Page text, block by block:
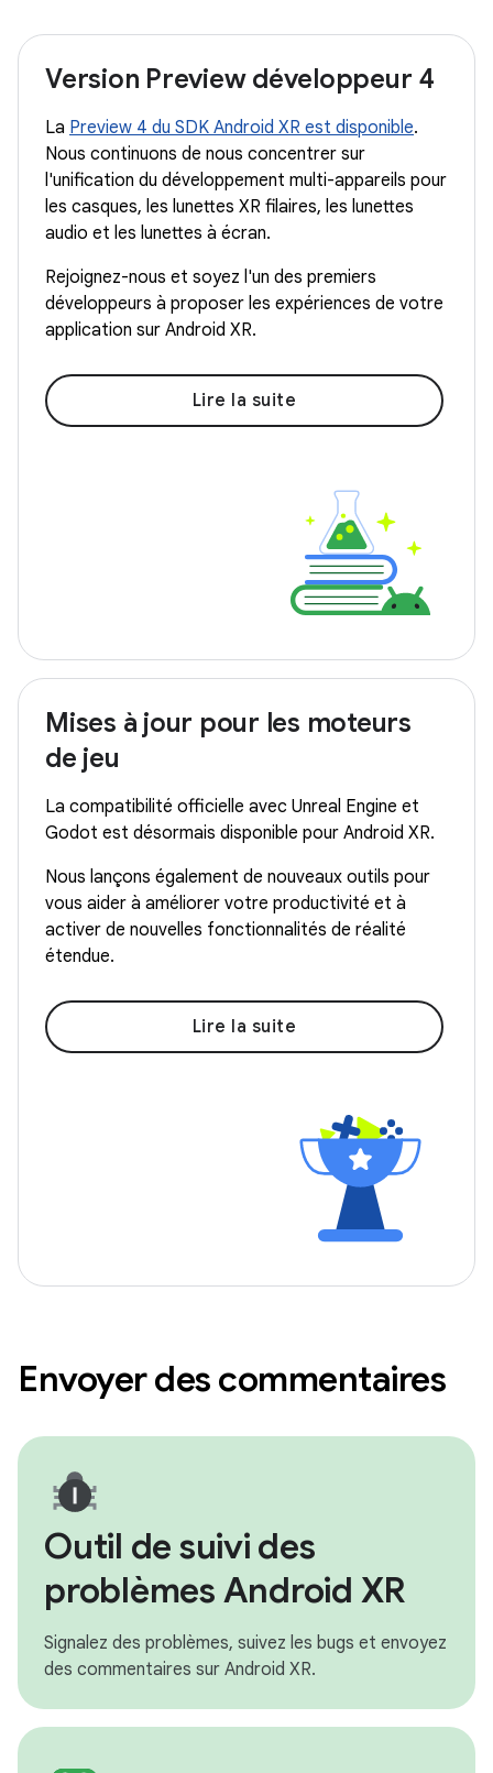
Version Preview développeur 4
La Preview 4 du SDK Android XR est disponible.
Nous continuons de nous concentrer sur
l'unification du développement multi-appareils pour
les casques, les lunettes XR filaires, les lunettes
audio et les lunettes à écran.
Rejoignez-nous et soyez l'un des premiers
développeurs à proposer les expériences de votre
application sur Android XR.
Lire la suite
Mises à jour pour les moteurs
de jeu
La compatibilité officielle avec Unreal Engine et
Godot est désormais disponible pour Android XR.
Nous lançons également de nouveaux outils pour
vous aider à améliorer votre productivité et à
activer de nouvelles fonctionnalités de réalité
étendue.
Lire la suite
Envoyer des commentaires
Outil de suivi des
problèmes Android XR
Signalez des problèmes, suivez les bugs et envoyez
des commentaires sur Android XR.